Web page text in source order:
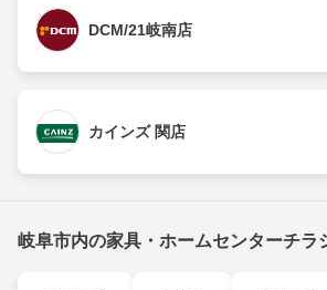
DCM/21岐南店
カインズ 関店
岐阜市内の家具・ホームセンターチラ